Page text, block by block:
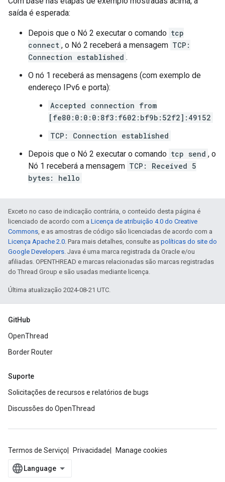
saída é esperada:
Depois que o Nó 2 executar o comando tcp
connect , o Nó 2 receberá a mensagem TCP:
Connection established .
O nó 1 receberá as mensagens (com exemplo de
endereço IPv6 e porta):
Accepted connection from
[fe80:0:0:0:8f3:f602:bf9b:52f2]:49152
TCP: Connection established
Depois que o Nó 2 executar o comando tcp send , o
Nó 1 receberá a mensagem TCP: Received 5
bytes: hello
Exceto no caso de indicação contrária, o conteúdo desta página é
licenciado de acordo com a Licença de atribuição 4.0 do Creative
Commons, e as amostras de código são licenciadas de acordo com a
Licença Apache 2.0. Para mais detalhes, consulte as políticas do site do
Google Developers. Java é uma marca registrada da Oracle e/ou
afiliadas. OPENTHREAD e marcas relacionadas são marcas registradas
do Thread Group e são usadas mediante licença.
Última atualização 2024-08-21 UTC.
GitHub
OpenThread
Border Router
Suporte
Solicitações de recursos e relatórios de bugs
Discussões do OpenThread
Termos de Serviço Privacidade Manage cookies